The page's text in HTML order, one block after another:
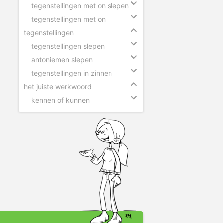
tegenstellingen met on slepen
tegenstellingen met on
tegenstellingen
tegenstellingen slepen
antoniemen slepen
tegenstellingen in zinnen
het juiste werkwoord
kennen of kunnen